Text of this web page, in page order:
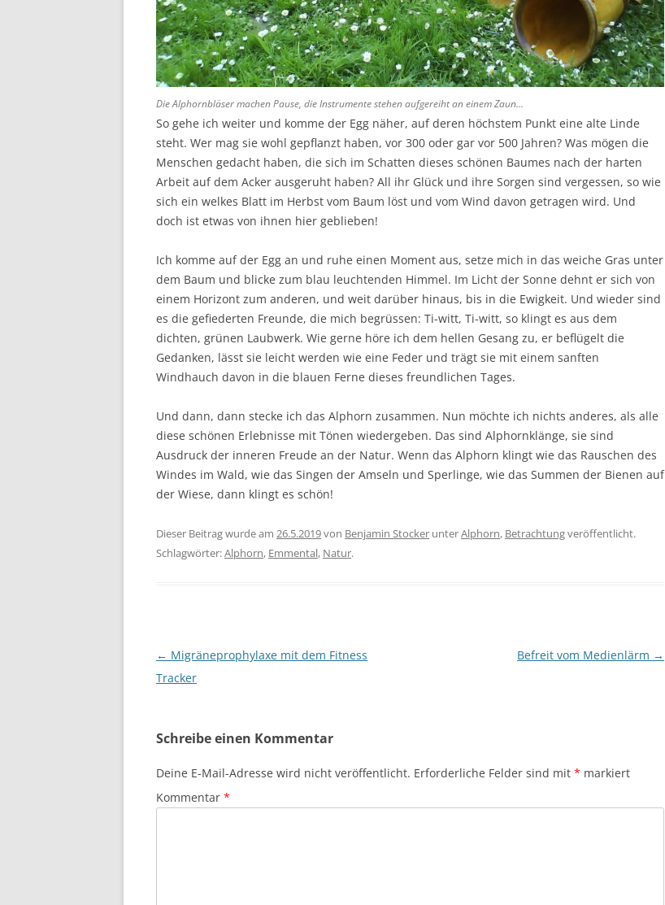
Die Alphornbläser machen Pause, die Instrumente stehen aufgereiht an einem Zaun…
So gehe ich weiter und komme der Egg näher, auf deren höchstem Punkt eine alte Linde
steht. Wer mag sie wohl gepflanzt haben, vor 300 oder gar vor 500 Jahren? Was mögen die
Menschen gedacht haben, die sich im Schatten dieses schönen Baumes nach der harten
Arbeit auf dem Acker ausgeruht haben? All ihr Glück und ihre Sorgen sind vergessen, so wie
sich ein welkes Blatt im Herbst vom Baum löst und vom Wind davon getragen wird. Und
doch ist etwas von ihnen hier geblieben!
Ich komme auf der Egg an und ruhe einen Moment aus, setze mich in das weiche Gras unter
dem Baum und blicke zum blau leuchtenden Himmel. Im Licht der Sonne dehnt er sich von
einem Horizont zum anderen, und weit darüber hinaus, bis in die Ewigkeit. Und wieder sind
es die gefiederten Freunde, die mich begrüssen: Ti-witt, Ti-witt, so klingt es aus dem
dichten, grünen Laubwerk. Wie gerne höre ich dem hellen Gesang zu, er beflügelt die
Gedanken, lässt sie leicht werden wie eine Feder und trägt sie mit einem sanften
Windhauch davon in die blauen Ferne dieses freundlichen Tages.
Und dann, dann stecke ich das Alphorn zusammen. Nun möchte ich nichts anderes, als alle
diese schönen Erlebnisse mit Tönen wiedergeben. Das sind Alphornklänge, sie sind
Ausdruck der inneren Freude an der Natur. Wenn das Alphorn klingt wie das Rauschen des
Windes im Wald, wie das Singen der Amseln und Sperlinge, wie das Summen der Bienen auf
der Wiese, dann klingt es schön!
Dieser Beitrag wurde am 26.5.2019von Benjamin Stocker unterAlphorn, Betrachtungveröffentlicht.
Schlagwörter:Alphorn, Emmental, Natur.
Beitragsnavigation
← Migräneprophylaxe mit dem Fitness
Tracker
Befreit vom Medienlärm →
Schreibe einen Kommentar
Deine E-Mail-Adresse wird nicht veröffentlicht. Erforderliche Felder sind mit * markiert
Kommentar *